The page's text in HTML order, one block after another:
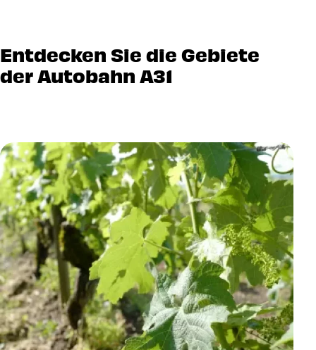
Entdecken Sie die Gebiete
der Autobahn A31